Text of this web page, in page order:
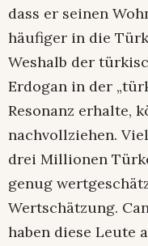
dass er seinen
häufiger in die
Weshalb der
Erdogan in der
Resonanz erhalte,
nachvollziehen.
drei Millionen
genug
Wertschätzung.
haben diese Leute